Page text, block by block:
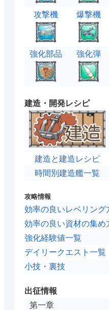
攻撃機 爆撃機
強化部品 強化弾
建造・開発レシピ
建造と建造レシピ
時間別建造艦一覧
攻略情報
効率の良いレベリング
効率の良い資材の集め
強化経験値一覧
デイリークエスト一覧
小技・裏技
出征情報
第一章